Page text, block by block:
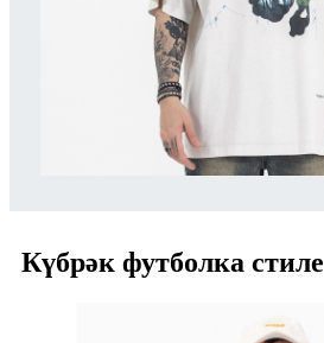
Күбрәк футболка стиле